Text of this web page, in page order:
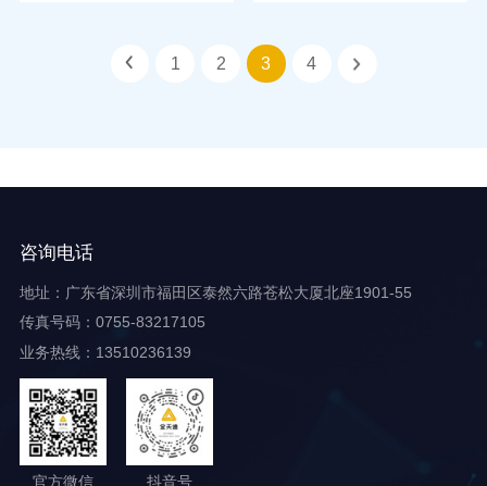
1 2 3 4
咨询电话
地址：广东省深圳市福田区泰然六路苍松大厦北座1901-55
传真号码：0755-83217105
业务热线：13510236139
官方微信 抖音号